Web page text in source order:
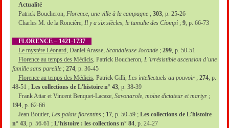
Actualité
Patrick Boucheron, Florence, une ville à la campagne ; 303 , p. 25-26
Charles M. de la Roncière, Il y a six siècles, le tumulte des Ciompi ; 9 , p. 66-73
FLORENCE – 1421-1737
Le mystère Léonard , Daniel Arasse, Scandaleuse Joconde ; 299 , p. 50-51
Florence au temps des Médicis , Patrick Boucheron, L’irrésistible ascension d’une
famille sans pareille ; 274 , p. 36-45
Florence au temps des Médicis , Patrick Gilli, Les intellectuels au pouvoir ; 274 , p.
48-51 ; Les collections de L’histoire n° 43 , p. 38-39
Frank Attar et Vincent Benquet-Lacaze, Savonarole, moine dictateur et martyr ;
194 , p. 62-66
Jean Boutier, Les palais florentins ; 17 , p. 50-59 ; Les collections de L’histoire
n° 43 , p. 56-61 ; L’histoire : les collections n° 84 , p. 24-27